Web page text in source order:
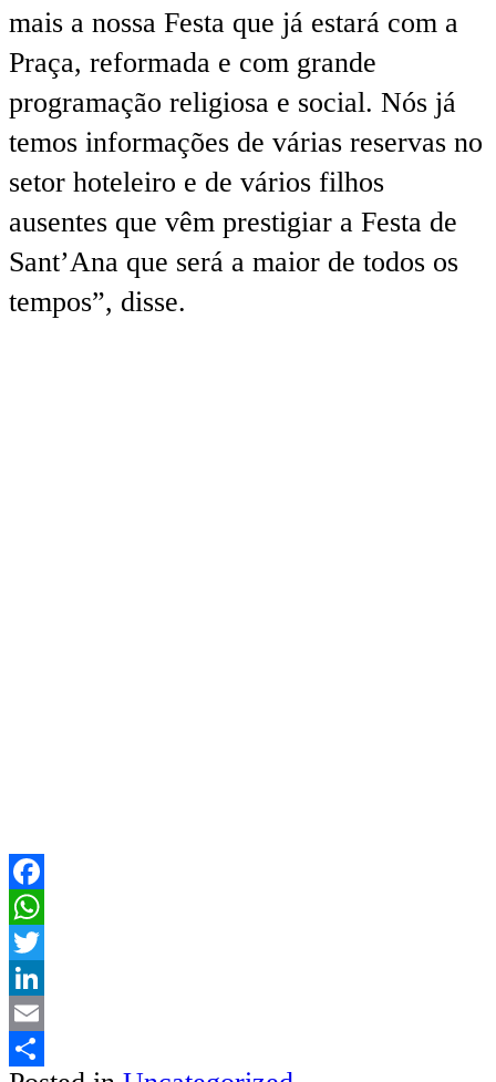
mais a nossa Festa que já estará com a
Praça, reformada e com grande
programação religiosa e social. Nós já
temos informações de várias reservas no
setor hoteleiro e de vários filhos
ausentes que vêm prestigiar a Festa de
Sant’Ana que será a maior de todos os
tempos”, disse.
Facebook
WhatsApp
Twitter
LinkedIn
Email